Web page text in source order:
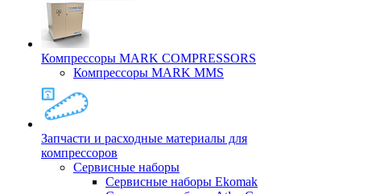
Компрессоры MARK COMPRESSORS
Компрессоры MARK MMS
Запчасти и расходные материалы для
компрессоров
Cервисные наборы
Сервисные наборы Ekomak